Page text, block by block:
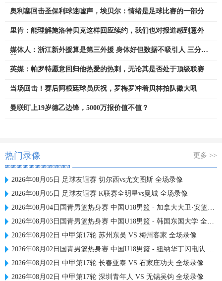
奥利塞回击圣保利球迷嘘声，埃贝尔：情绪是足球比赛的一部分
里肯：能理解施洛特贝克这样回应续约，我们也对报道感到意外
媒体人：浙江新外援算是第三外援 身体好但数据不吸引人 三分一
英媒：帕罗特愿意回归他热爱的热刺，无论其是否处于顶级联赛
当场回击！赛后阿根廷球员庆祝，罗梅罗冲着贝林拍队徽大吼
曼联盯上19岁德乙边锋，5000万报价值不值？
热门录像 更多 >>
2026年08月05日 足球友谊赛 切尔西vs尤文图斯 全场录像
2026年08月05日 足球友谊赛 K联赛全明星vs曼城 全场录像
2026年08月04日国青男篮热身赛 中国U18男篮 - 加拿大大卫·安篮球学院 全场录像
2026年08月03日国青男篮热身赛 中国U18男篮 - 韩国东国大学 全场录像
2026年08月02日 中甲第17轮 苏州东吴 VS 梅州客家 全场录像
2026年08月02日国青男篮热身赛 中国U18男篮 - 纽纳华丁闪电队 全场录像
2026年08月02日 中甲第17轮 长春亚泰 VS 石家庄功夫 全场录像
2026年08月02日 中甲第17轮 深圳青年人 VS 无锡吴钩 全场录像